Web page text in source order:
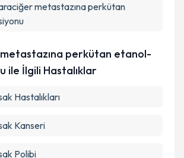
okudum ve kişisel verilerimin belirtilen
işlenmesini kabul ediyorum.
Takvim Talebini Gönder
metastazına perkütan
perkütan etanol-
ile İlgili Hastalıklar
Hastalıkları
Kanseri
Polibi